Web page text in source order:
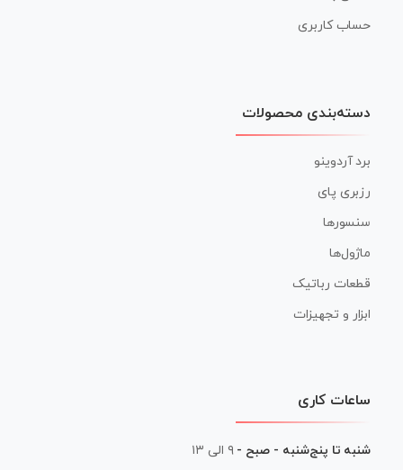
حساب کاربری
دسته‌بندی محصولات
برد آردوینو
رزبری پای
سنسورها
ماژول‌ها
قطعات رباتیک
ابزار و تجهیزات
ساعات کاری
شنبه تا پنج‌شنبه - صبح - ۹ الی ۱۳